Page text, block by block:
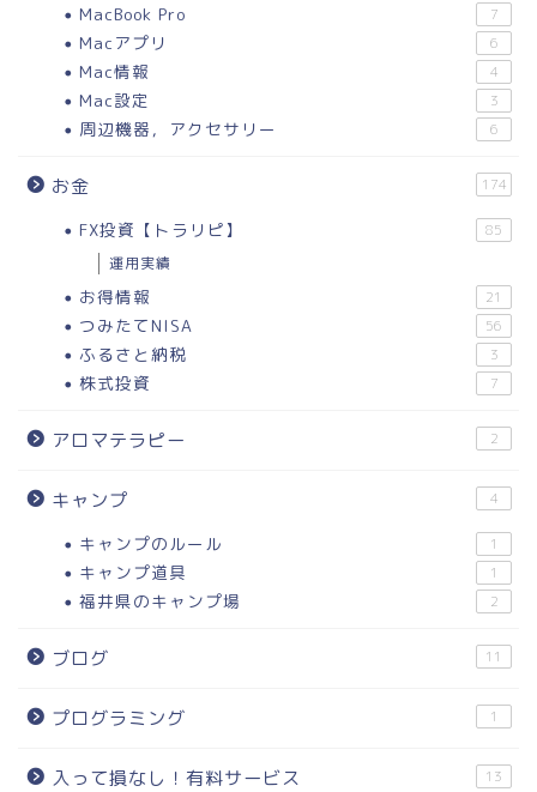
MacBook Pro 7
Macアプリ 6
Mac情報 4
Mac設定 3
周辺機器，アクセサリー 6
お金 174
FX投資【トラリピ】 85
運用実績
お得情報 21
つみたてNISA 56
ふるさと納税 3
株式投資 7
アロマテラピー 2
キャンプ 4
キャンプのルール 1
キャンプ道具 1
福井県のキャンプ場 2
ブログ 11
プログラミング 1
入って損なし！有料サービス 13